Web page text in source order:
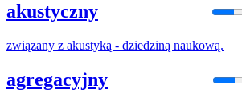
akustyczny
związany z akustyką - dziedziną naukową.
agregacyjny